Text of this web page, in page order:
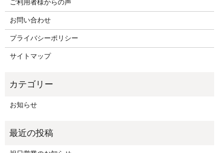
ご利用者様からの声
お問い合わせ
プライバシーポリシー
サイトマップ
お知らせ